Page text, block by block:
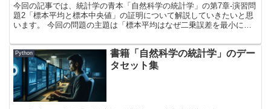
今回の記事では、統計学の青本「自然科学の統計学」の第7章-演習問
題2「標本平均と標本中央値」の証明について解説していきたいと思
います。 今回の問題の主題は「標本平均はなぜ二乗誤差を最小にす
解説を読んで、標本平均と標本中央値に対する理解度を深めていただ
けると幸いです!
Python
書籍「自然科学の統計学」のデー
タセット集